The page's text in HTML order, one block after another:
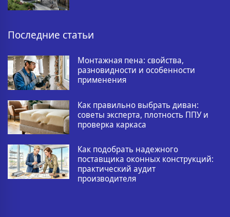
Последние статьи
Монтажная пена: свойства,
разновидности и особенности
применения
Как правильно выбрать диван:
советы эксперта, плотность ППУ и
проверка каркаса
Как подобрать надежного
поставщика оконных конструкций:
практический аудит
производителя